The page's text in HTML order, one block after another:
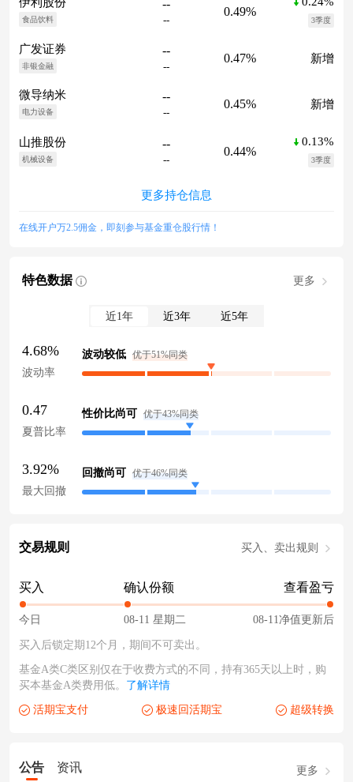
食品饮料
--
--
0.49%
3季度
广发证券
非银金融
--
--
0.47% 新增
微导纳米
电力设备
--
--
0.45% 新增
山推股份
机械设备
--
--
0.44%
0.13%
3季度
更多持仓信息
在线开户万2.5佣金，即刻参与基金重仓股行情！
特色数据 更多
近1年 近3年 近5年
4.68%
波动率
波动较低 优于51%同类
0.47
夏普比率
性价比尚可 优于43%同类
3.92%
最大回撤
回撤尚可 优于46%同类
交易规则 买入、卖出规则
买入
今日
确认份额
08-11 星期二
查看盈亏
08-11净值更新后
买入后锁定期12个月，期间不可卖出。
基金A类C类区别仅在于收费方式的不同，持有365天以上时，购
买本基金A类费用低。 了解详情
活期宝支付 极速回活期宝 超级转换
公告 资讯 更多